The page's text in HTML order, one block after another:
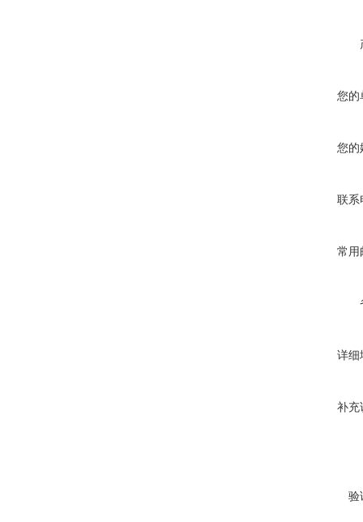
您的
您的
联系
常用
详细
补充
验